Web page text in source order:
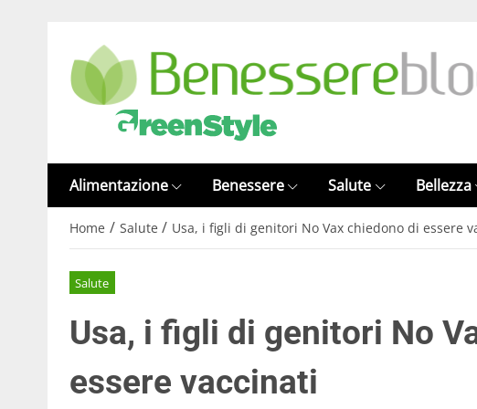
Alimentazione Benessere Salute Bellezza
Home / Salute / Usa, i figli di genitori No Vax chiedono di essere
Salute
Usa, i figli di genitori No
essere vaccinati